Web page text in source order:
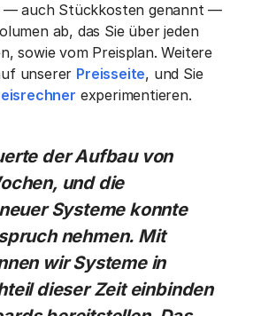
— auch Stückkosten genannt —
ab, das Sie über jeden
sowie vom Preisplan. Weitere
unserer Preisseite, und Sie
experimentieren.
der Aufbau von
und die
Systeme konnte
nehmen. Mit
wir Systeme in
dieser Zeit einbinden